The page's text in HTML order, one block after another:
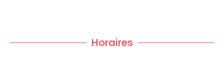
Horaires